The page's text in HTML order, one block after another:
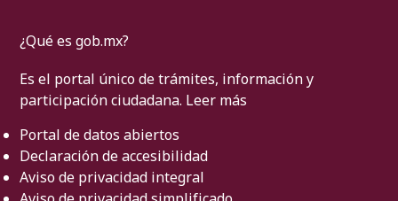
¿Qué es gob.mx?
Es el portal único de trámites, información y
participación ciudadana. Leer más
Portal de datos abiertos
Declaración de accesibilidad
Aviso de privacidad integral